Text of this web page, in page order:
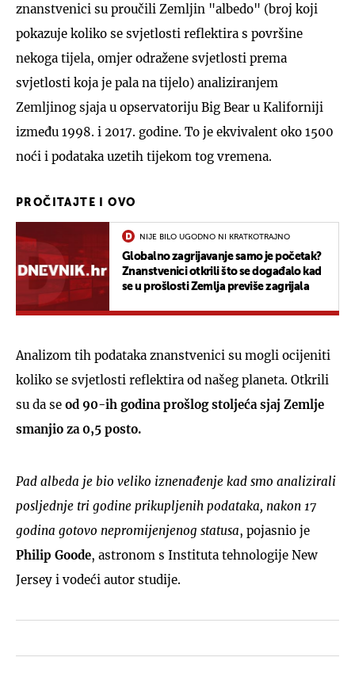
znanstvenici su proučili Zemljin "albedo" (broj koji
pokazuje koliko se svjetlosti reflektira s površine
nekoga tijela, omjer odražene svjetlosti prema
svjetlosti koja je pala na tijelo) analiziranjem
Zemljinog sjaja u opservatoriju Big Bear u Kaliforniji
između 1998. i 2017. godine. To je ekvivalent oko 1500
noći i podataka uzetih tijekom tog vremena.
PROČITAJTE I OVO
NIJE BILO UGODNO NI KRATKOTRAJNO
Globalno zagrijavanje samo je početak?
Znanstvenici otkrili što se događalo kad
se u prošlosti Zemlja previše zagrijala
Analizom tih podataka znanstvenici su mogli ocijeniti
koliko se svjetlosti reflektira od našeg planeta. Otkrili
su da se od 90-ih godina prošlog stoljeća sjaj Zemlje
smanjio za 0,5 posto.
Pad albeda je bio veliko iznenađenje kad smo analizirali
posljednje tri godine prikupljenih podataka, nakon 17
godina gotovo nepromijenjenog statusa, pojasnio je
Philip Goode, astronom s Instituta tehnologije New
Jersey i vodeći autor studije.